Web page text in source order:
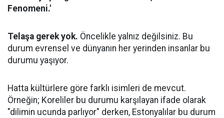
Fenomeni.'
Telaşa gerek yok. Öncelikle yalnız değilsiniz. Bu
durum evrensel ve dünyanın her yerinden insanlar bu
durumu yaşıyor.
Hatta kültürlere göre farklı isimleri de mevcut.
Örneğin; Koreliler bu durumu karşılayan ifade olarak
"dilimin ucunda parlıyor" derken, Estonyalılar bu durum